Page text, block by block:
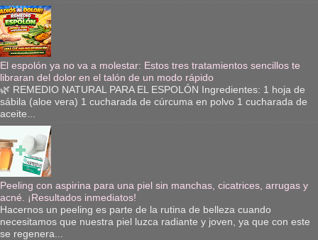
El espolón ya no va a molestar: Estos tres tratamientos sencillos te
libraran del dolor en el talón de un modo rápido
🌿 REMEDIO NATURAL PARA EL ESPOLÓN Ingredientes: 1 hoja de
sábila (aloe vera) 1 cucharada de cúrcuma en polvo 1 cucharada de
aceite...
Peeling con aspirina para una piel sin manchas, cicatrices, arrugas y
acné. ¡Resultados inmediatos!
Hacernos un peeling es parte de la rutina de belleza cuando
necesitamos que nuestra piel luzca radiante y joven, ya que con este
se regenera...